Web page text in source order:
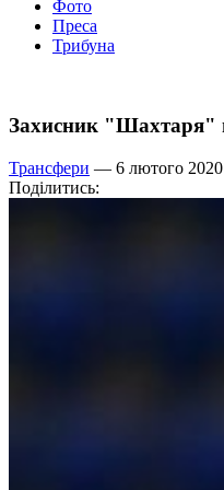
Фото
Преса
Трибуна
Захисник "Шахтаря"
Трансфери — 6 лютого
Поділитись: